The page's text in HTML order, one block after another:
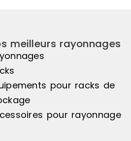
meilleurs rayonnages
pour racks de
pour rayonnage